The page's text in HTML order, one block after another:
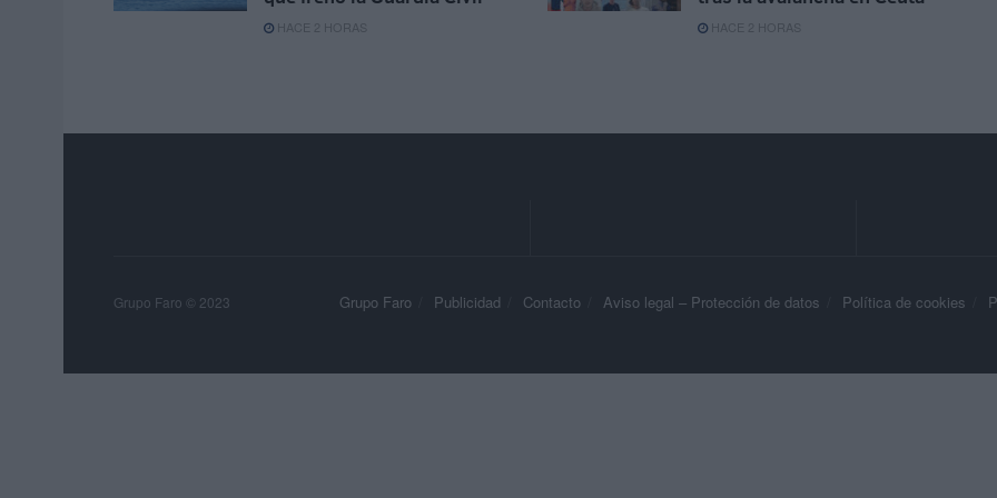
HACE 2 HORAS HACE 2 HORAS
Grupo Faro Publicidad Contacto Aviso legal – Protección de datos Política de cookies
Grupo Faro © 2023